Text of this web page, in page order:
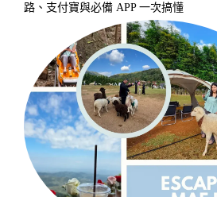
路、支付寶與必備 APP 一次搞懂